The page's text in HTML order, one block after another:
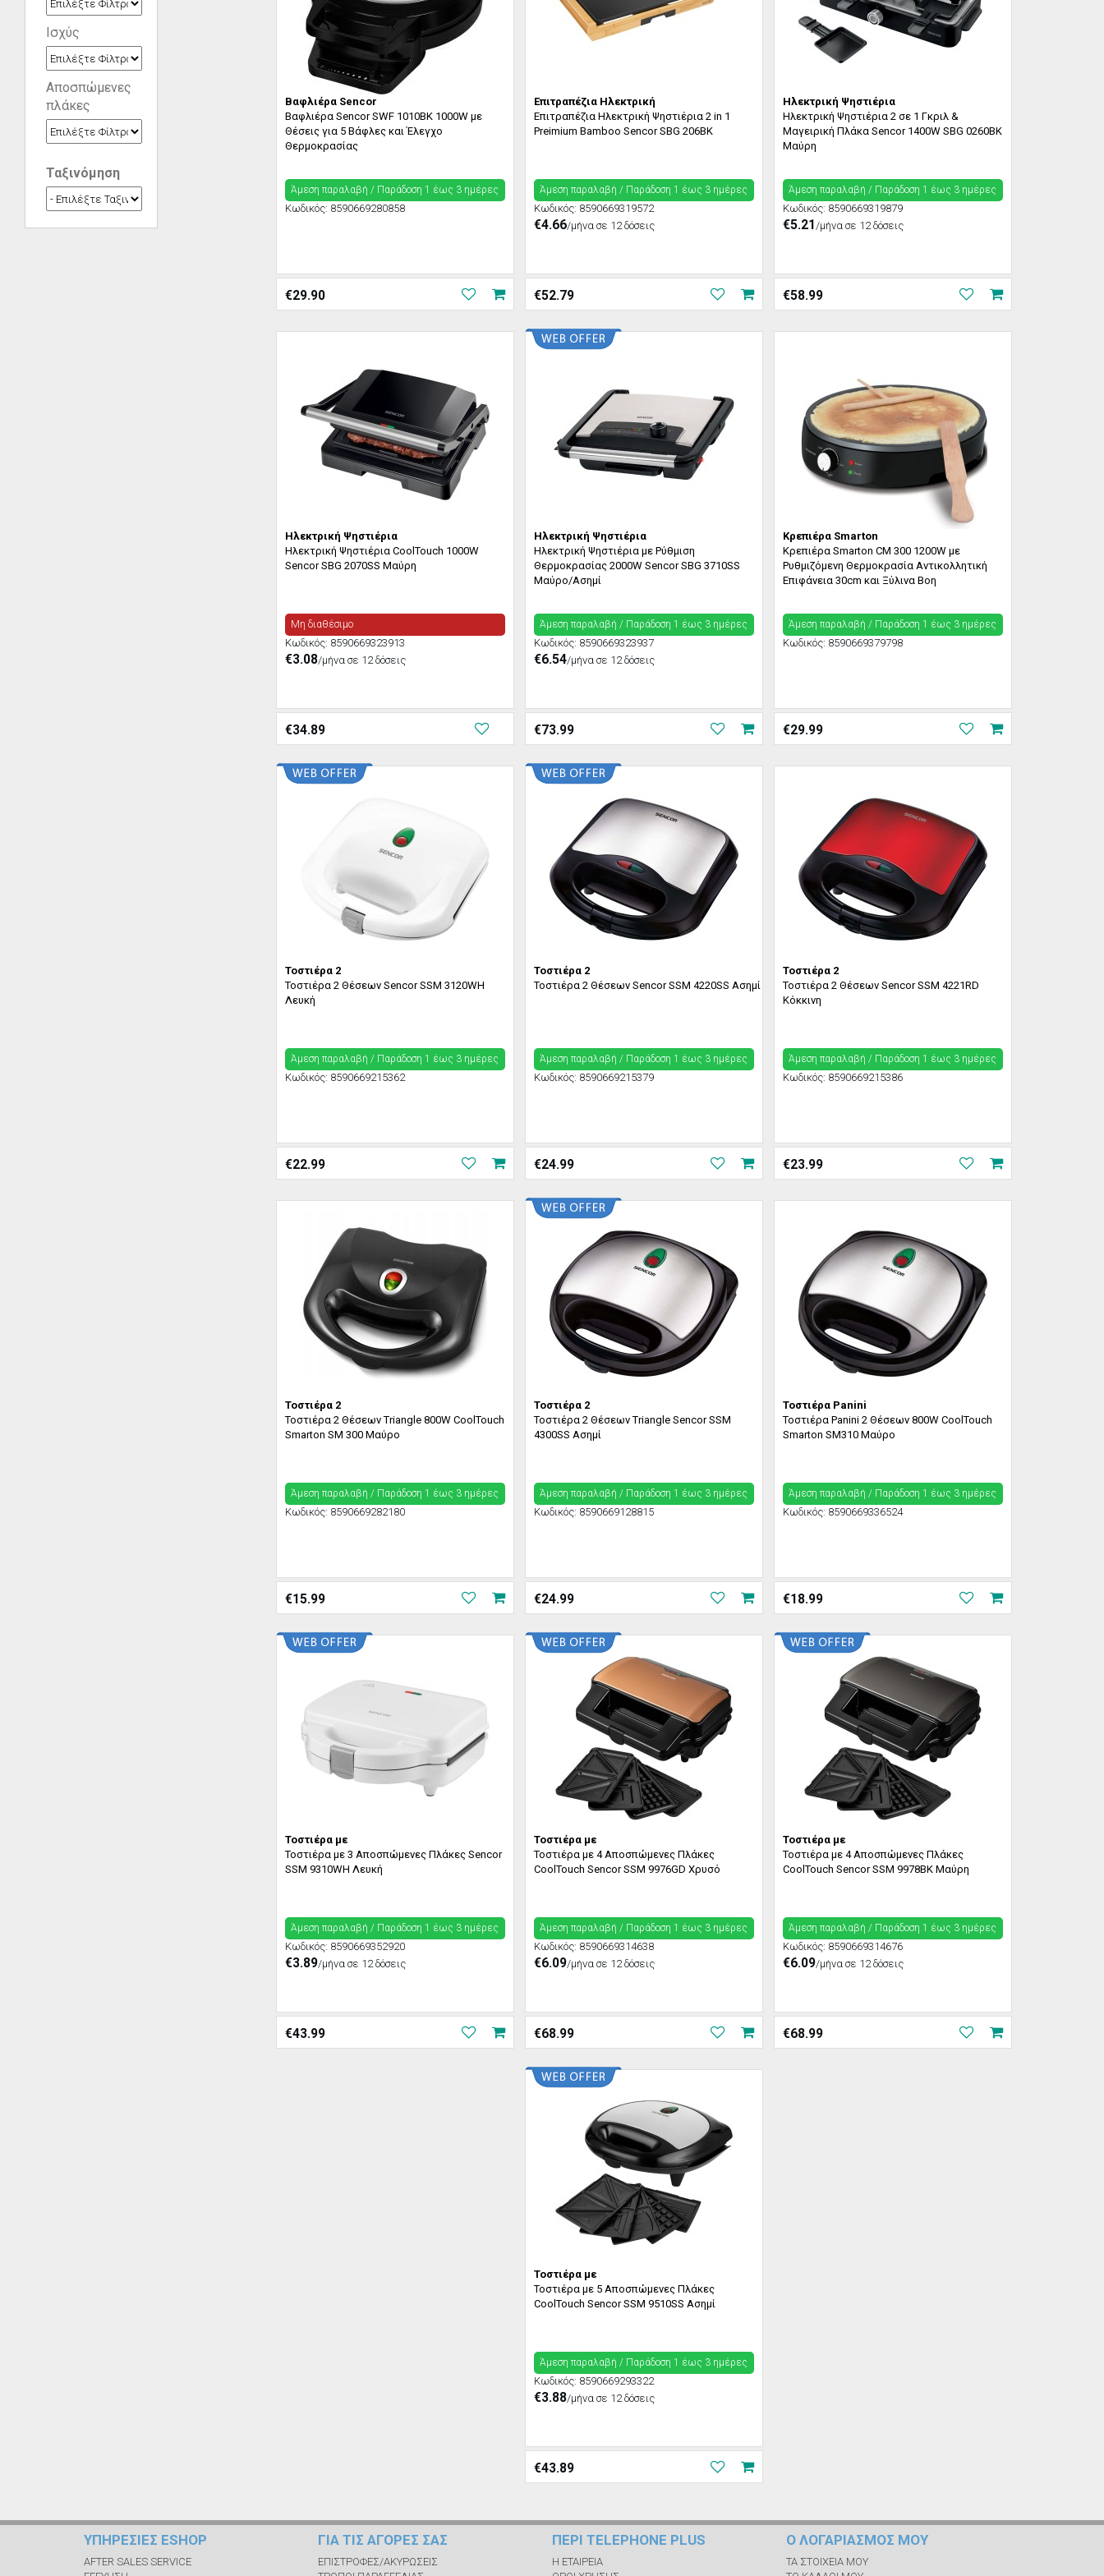
Ισχύς
Αποσπώμενες
πλάκες
Ταξινόμηση
Βαφλιέρα Sencor
Βαφλιέρα Sencor SWF 1010BK 1000W με
Θέσεις για 5 Βάφλες και Έλεγχο
Θερμοκρασίας
Άμεση παραλαβή / Παράδoση 1 έως 3 ημέρες
Κωδικός: 8590669280858
€29.90
Επιτραπέζια Ηλεκτρική
Επιτραπέζια Ηλεκτρική Ψηστιέρια 2 in 1
Preimium Bamboo Sencor SBG 206BK
Άμεση παραλαβή / Παράδoση 1 έως 3 ημέρες
Κωδικός: 8590669319572
€4.66/μήνα σε 12 δόσεις
€52.79
Ηλεκτρική Ψηστιέρια
Ηλεκτρική Ψηστιέρια 2 σε 1 Γκριλ &
Μαγειρική Πλάκα Sencor 1400W SBG 0260BK
Μαύρη
Άμεση παραλαβή / Παράδoση 1 έως 3 ημέρες
Κωδικός: 8590669319879
€5.21 /μήνα σε 12 δόσεις
€58.99
Ηλεκτρική Ψηστιέρια
Ηλεκτρική Ψηστιέρια CoolTouch 1000W
Sencor SBG 2070SS Μαύρη
Μη διαθέσιμο
Κωδικός: 8590669323913
€3.08/μήνα σε 12 δόσεις
€34.89
Ηλεκτρική Ψηστιέρια
Ηλεκτρική Ψηστιέρια με Ρύθμιση
Θερμοκρασίας 2000W Sencor SBG 3710SS
Μαύρο/Ασημί
Άμεση παραλαβή / Παράδoση 1 έως 3 ημέρες
Κωδικός: 8590669323937
€6.54/μήνα σε 12 δόσεις
€73.99
Κρεπιέρα Smarton
Κρεπιέρα Smarton CM 300 1200W με
Ρυθμιζόμενη Θερμοκρασία Αντικολλητική
Επιφάνεια 30cm και Ξύλινα Βοη
Άμεση παραλαβή / Παράδoση 1 έως 3 ημέρες
Κωδικός: 8590669379798
€29.99
Τοστιέρα 2
Τοστιέρα 2 Θέσεων Sencor SSM 3120WH
Λευκή
Άμεση παραλαβή / Παράδoση 1 έως 3 ημέρες
Κωδικός: 8590669215362
€22.99
Τοστιέρα 2
Τοστιέρα 2 Θέσεων Sencor SSM 4220SS Ασημί
Άμεση παραλαβή / Παράδoση 1 έως 3 ημέρες
Κωδικός: 8590669215379
€24.99
Τοστιέρα 2
Τοστιέρα 2 Θέσεων Sencor SSM 4221RD
Κόκκινη
Άμεση παραλαβή / Παράδoση 1 έως 3 ημέρες
Κωδικός: 8590669215386
€23.99
Τοστιέρα 2
Τοστιέρα 2 Θέσεων Triangle 800W CoolTouch
Smarton SM 300 Μαύρο
Άμεση παραλαβή / Παράδoση 1 έως 3 ημέρες
Κωδικός: 8590669282180
€15.99
Τοστιέρα 2
Τοστιέρα 2 Θέσεων Triangle Sencor SSM
4300SS Ασημί
Άμεση παραλαβή / Παράδoση 1 έως 3 ημέρες
Κωδικός: 8590669128815
€24.99
Τοστιέρα Panini
Τοστιέρα Panini 2 Θέσεων 800W CoolTouch
Smarton SM310 Μαύρο
Άμεση παραλαβή / Παράδoση 1 έως 3 ημέρες
Κωδικός: 8590669336524
€18.99
Τοστιέρα με
Τοστιέρα με 3 Αποσπώμενες Πλάκες Sencor
SSM 9310WH Λευκή
Άμεση παραλαβή / Παράδoση 1 έως 3 ημέρες
Κωδικός: 8590669352920
€3.89/μήνα σε 12 δόσεις
€43.99
Τοστιέρα με
Τοστιέρα με 4 Αποσπώμενες Πλάκες
CoolTouch Sencor SSM 9976GD Χρυσό
Άμεση παραλαβή / Παράδoση 1 έως 3 ημέρες
Κωδικός: 8590669314638
€6.09/μήνα σε 12 δόσεις
€68.99
Τοστιέρα με
Τοστιέρα με 4 Αποσπώμενες Πλάκες
CoolTouch Sencor SSM 9978BK Μαύρη
Άμεση παραλαβή / Παράδoση 1 έως 3 ημέρες
Κωδικός: 8590669314676
€6.09/μήνα σε 12 δόσεις
€68.99
Τοστιέρα με
Τοστιέρα με 5 Αποσπώμενες Πλάκες
CoolTouch Sencor SSM 9510SS Ασημί
Άμεση παραλαβή / Παράδoση 1 έως 3 ημέρες
Κωδικός: 8590669293322
€3.88/μήνα σε 12 δόσεις
€43.89
ΥΠΗΡΕΣΙΕΣ ESHOP
AFTER SALES SERVICE
ΓΙΑ ΤΙΣ ΑΓΟΡΕΣ ΣΑΣ
ΕΠΙΣΤΡΟΦΕΣ/ΑΚΥΡΩΣΕΙΣ
ΠΕΡΙ TELEPHONE PLUS
Η ΕΤΑΙΡΕΙΑ
Ο ΛΟΓΑΡΙΑΣΜΟΣ ΜΟΥ
ΤΑ ΣΤΟΙΧΕΙΑ ΜΟΥ